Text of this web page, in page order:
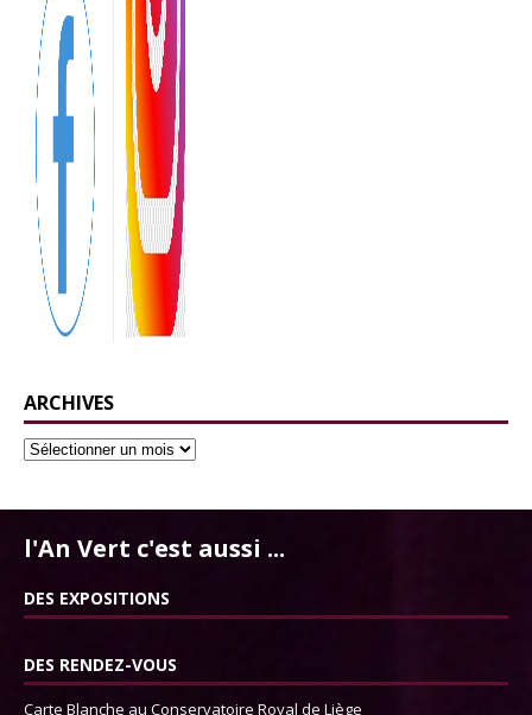
ARCHIVES
l'An Vert c'est aussi ...
DES EXPOSITIONS
DES RENDEZ-VOUS
Carte Blanche au Conservatoire Royal de Liège